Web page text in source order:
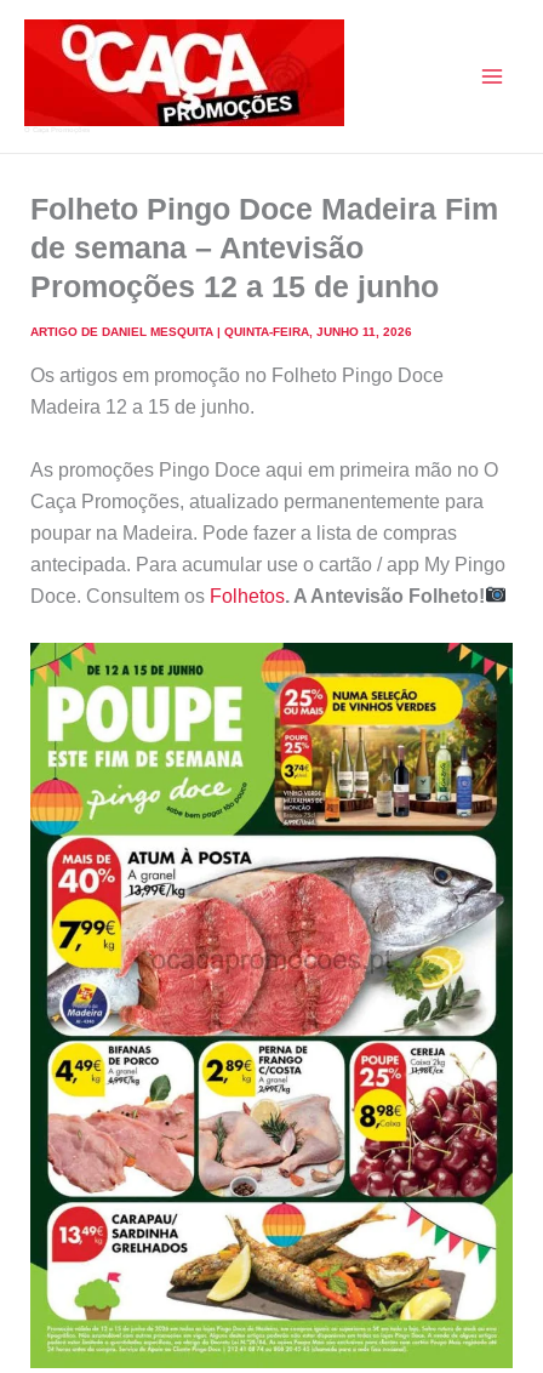
Folheto Pingo Doce Madeira Fim
de semana – Antevisão
Promoções 12 a 15 de junho
ARTIGO DE DANIEL MESQUITA | QUINTA-FEIRA, JUNHO 11, 2026
Os artigos em promoção no Folheto Pingo Doce
Madeira 12 a 15 de junho.
As promoções Pingo Doce aqui em primeira mão no O
Caça Promoções, atualizado permanentemente para
poupar na Madeira. Pode fazer a lista de compras
antecipada. Para acumular use o cartão / app My Pingo
Doce. Consultem os Folhetos. A Antevisão Folheto!